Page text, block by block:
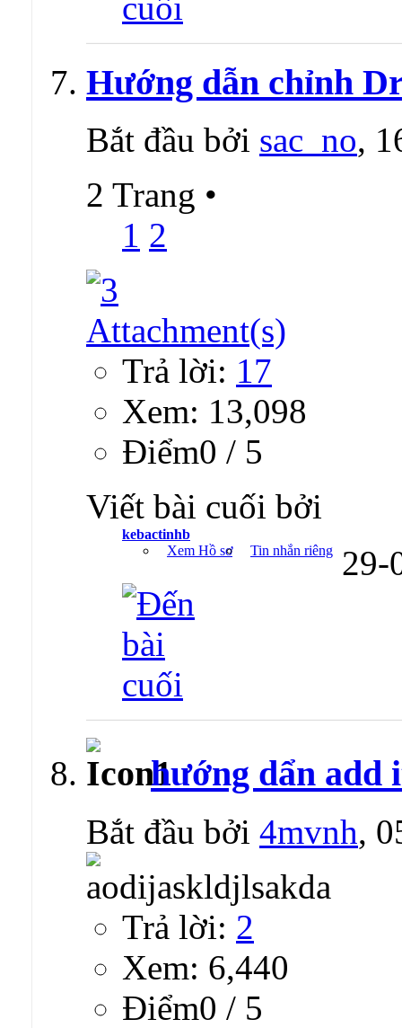
Hướng dẫn chỉnh
Bắt đầu bởi sac_no,
2 Trang •
1 2
Trả lời: 17
Xem: 13,098
Ðiểm0 / 5
Viết bài cuối bởi
kebactinhb
Xem Hồ sơ
Tin nhắn riêng 29-
hướng dẩn add
Bắt đầu bởi 4mvnh,
Trả lời: 2
Xem: 6,440
Ðiểm0 / 5